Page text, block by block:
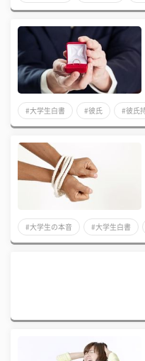
#大学生白書 #彼氏 #彼氏
#大学生の本音 #大学生白書